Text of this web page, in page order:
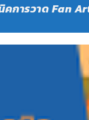
คการวาด Fan